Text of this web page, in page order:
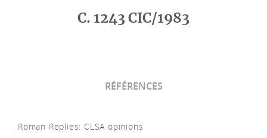
C. 1243 CIC/1983
RÉFÉRENCES
Roman Replies: CLSA opinions